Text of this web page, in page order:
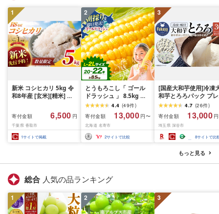
1
新米 コシヒカリ 5kg 令
和8年産 [玄米][精米] 先
米 数量 限定 こしひかり
5キロ 米5kg ごはん こめ
コメ はくまい お米マイ
スター 厳選 予約 白飯 ※
okome kome おむすび
千葉県産 R8 2026年 産
千葉 千葉県 香取市
寄付金額 6,500 円
千葉県 香取市
1サイトで掲載
2
とうもろこし「 ゴール
ドラッシュ 」 8.5kg 以
上 北海道 名寄 スイート
4.4 (49件)
寄付金額
13,000 円〜
北海道 名寄市
2サイトで比較
3
[国産大和芋使用]冷凍
和芋とろろパック プレ
ーン20パック・青のり
10パック/計30パック
[11218-0367]
4.7 (26件)
寄付金額
13,000
埼玉県 深谷市
8サイトで比
もっと見る
総合 人気の品ランキング
1 2 3